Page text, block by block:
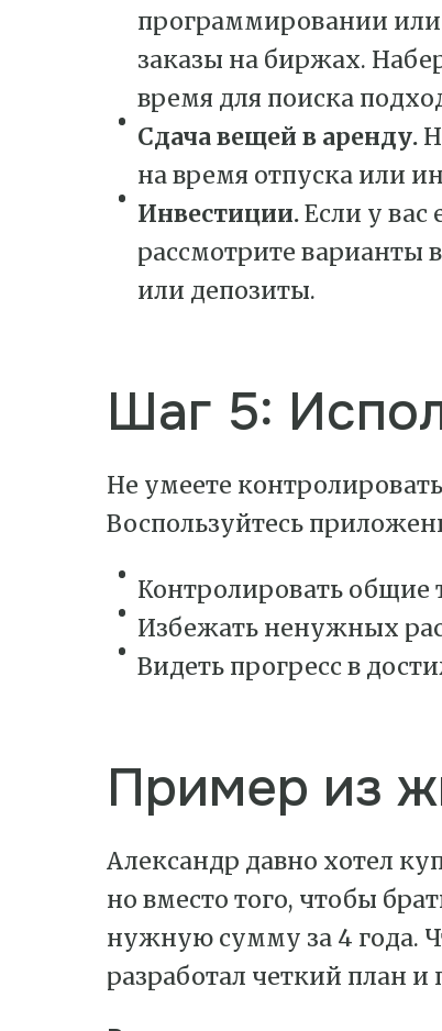
программировании
заказы на биржах.
время для поиска
Сдача вещей в аренду.
на время отпуска или
Инвестиции.Если у вас
рассмотрите варианты
или депозиты.
Шаг 5:
Не умеете
Воспользуйтесь
Контролировать общие
Избежать ненужных
Видеть прогресс в
Пример из
Александр давно хотел
но вместо того, чтобы
нужную сумму за 4 года.
разработал четкий план